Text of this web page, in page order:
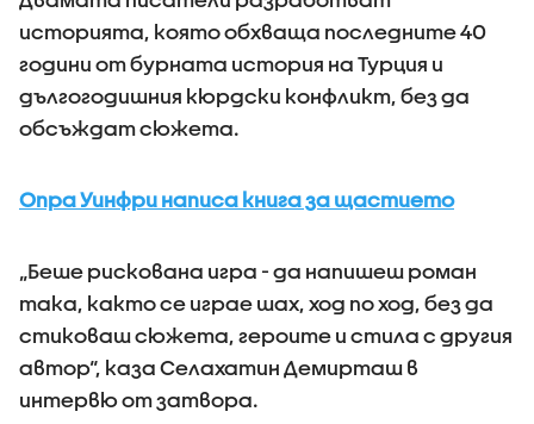
историята, която обхваща последните 40
години от бурната история на Турция и
дългогодишния кюрдски конфликт, без да
обсъждат сюжета.
Опра Уинфри написа книга за щастието
„Беше рискована игра - да напишеш роман
така, както се играе шах, ход по ход, без да
стиковаш сюжета, героите и стила с другия
автор“, каза Селахатин Демирташ в
интервю от затвора.